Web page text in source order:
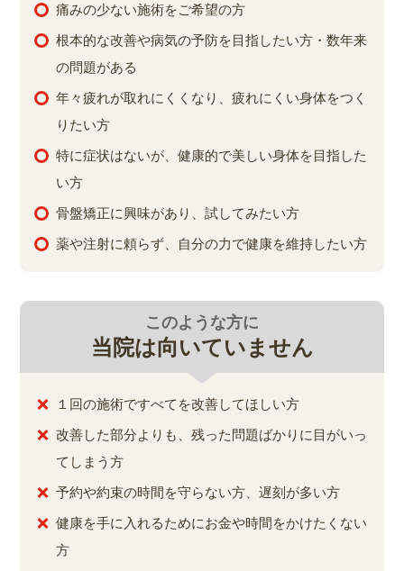
痛みの少ない施術をご希望の方
根本的な改善や病気の予防を目指したい方・数年来
の問題がある
年々疲れが取れにくくなり、疲れにくい身体をつく
りたい方
特に症状はないが、健康的で美しい身体を目指した
い方
骨盤矯正に興味があり、試してみたい方
薬や注射に頼らず、自分の力で健康を維持したい方
このような方に
当院は向いていません
１回の施術ですべてを改善してほしい方
改善した部分よりも、残った問題ばかりに目がいっ
てしまう方
予約や約束の時間を守らない方、遅刻が多い方
健康を手に入れるためにお金や時間をかけたくない
方